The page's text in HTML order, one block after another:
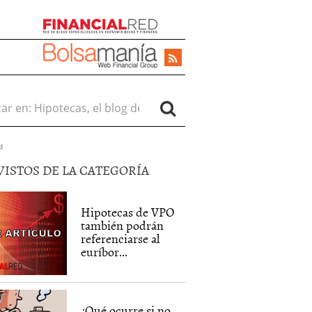
en:
DE LA CATEGORÍA
Hipotecas de VPO
también podrán
referenciarse al
euríbor...